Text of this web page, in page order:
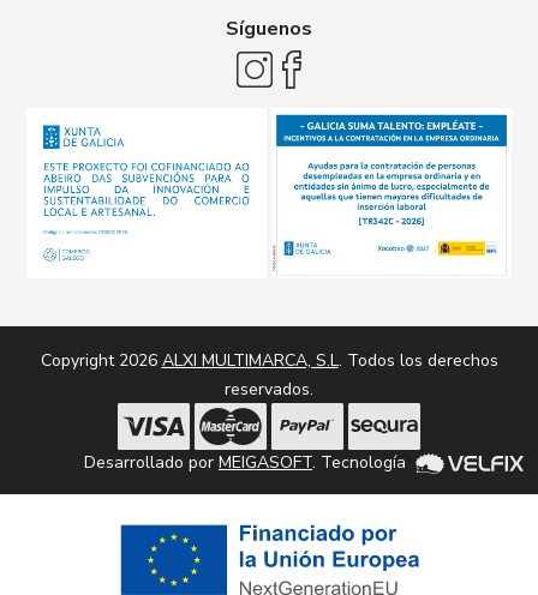
Síguenos
Copyright 2026 ALXI MULTIMARCA, S.L. Todos los derechos
reservados.
Desarrollado por MEIGASOFT. Tecnología